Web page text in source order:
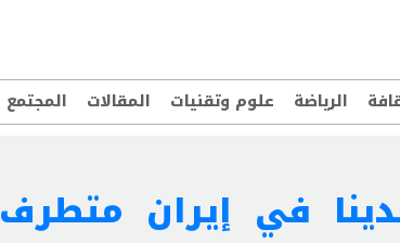
الرياضة علوم وتقنيات المقالات المجتمع
في إيران متطرف